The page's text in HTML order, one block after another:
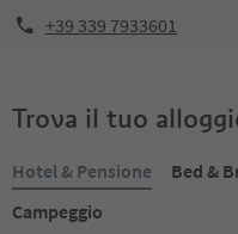
+39 339 7933601
Trova il tuo
Hotel & Pensione Bed &
Campeggio